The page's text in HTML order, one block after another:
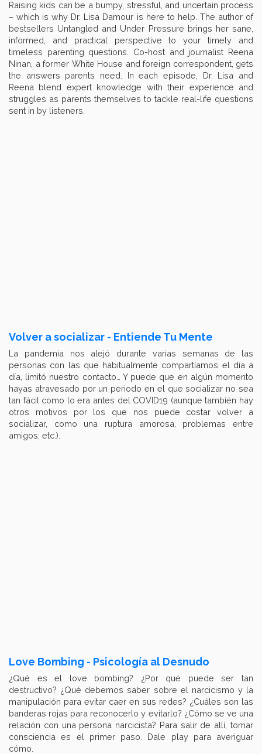
Raising kids can be a bumpy, stressful, and uncertain process
– which is why Dr. Lisa Damour is here to help. The author of
bestsellers Untangled and Under Pressure brings her sane,
informed, and practical perspective to your timely and
timeless parenting questions. Co-host and journalist Reena
Ninan, a former White House and foreign correspondent, gets
the answers parents need. In each episode, Dr. Lisa and
Reena blend expert knowledge with their experience and
struggles as parents themselves to tackle real-life questions
sent in by listeners.
Volver a socializar - Entiende Tu Mente
La pandemia nos alejó durante varias semanas de las
personas con las que habitualmente compartíamos el día a
día, limitó nuestro contacto… Y puede que en algún momento
hayas atravesado por un periodo en el que socializar no sea
tan fácil como lo era antes del COVID19 (aunque también hay
otros motivos por los que nos puede costar volver a
socializar, como una ruptura amorosa, problemas entre
amigos, etc.).
Love Bombing - Psicología al Desnudo
¿Qué es el love bombing? ¿Por qué puede ser tan
destructivo? ¿Qué debemos saber sobre el narcicismo y la
manipulación para evitar caer en sus redes? ¿Cuáles son las
banderas rojas para reconocerlo y evitarlo? ¿Cómo se ve una
relación con una persona narcicista? Para salir de allí, tomar
consciencia es el primer paso. Dale play para averiguar
cómo.